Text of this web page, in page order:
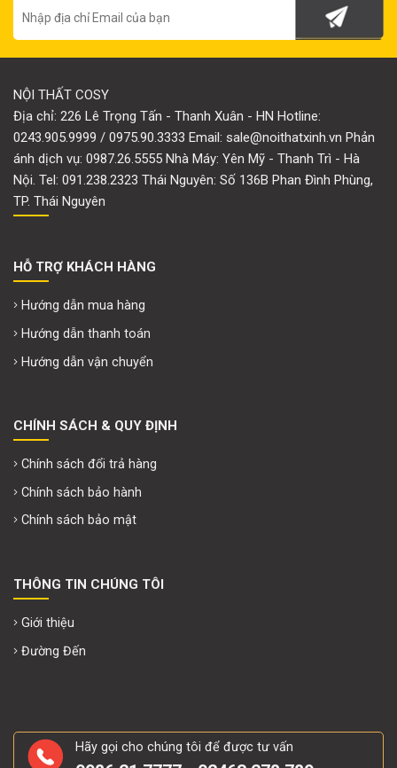
NỘI THẤT COSY
Địa chỉ: 226 Lê Trọng Tấn - Thanh Xuân - HN Hotline:
0243.905.9999 / 0975.90.3333 Email: sale@noithatxinh.vn Phản
ánh dịch vụ: 0987.26.5555 Nhà Máy: Yên Mỹ - Thanh Trì - Hà
Nội. Tel: 091.238.2323 Thái Nguyên: Số 136B Phan Đình Phùng,
TP. Thái Nguyên
HỖ TRỢ KHÁCH HÀNG
Hướng dẫn mua hàng
Hướng dẫn thanh toán
Hướng dẫn vận chuyển
CHÍNH SÁCH & QUY ĐỊNH
Chính sách đổi trả hàng
Chính sách bảo hành
Chính sách bảo mật
THÔNG TIN CHÚNG TÔI
Giới thiệu
Đường Đến
Hãy gọi cho chúng tôi để được tư vấn